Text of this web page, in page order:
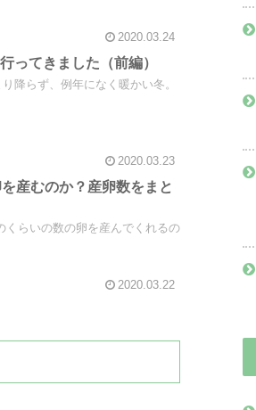
2020.03.24
ってきました（前編）
降らず、例年になく暖かい冬。
2020.03.23
産むのか？産卵数をまと
らいの数の卵を産んでくれるの
2020.03.22